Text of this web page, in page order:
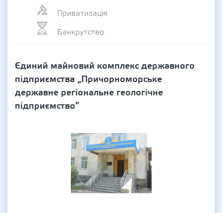
Приватизація
Банкрутство
Єдиний майновий комплекс державного
підприємства „Причорноморське
державне регіональне геологічне
підприємство”